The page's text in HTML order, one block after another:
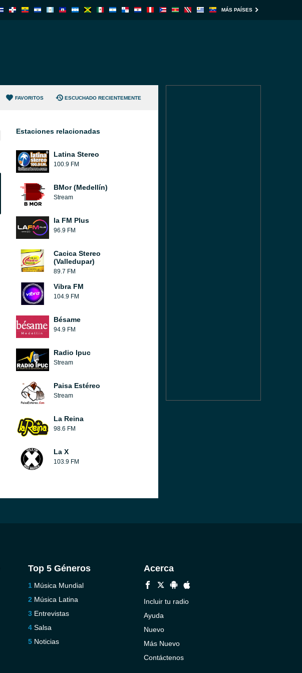
MÁS PAÍSES
FAVORITOS ESCUCHADO RECIENTEMENTE
Estaciones relacionadas
Latina Stereo
100.9 FM
BMor (Medellín)
Stream
la FM Plus
96.9 FM
Cacica Stereo
(Valledupar)
89.7 FM
Vibra FM
104.9 FM
Bésame
94.9 FM
Radio Ipuc
Stream
Paisa Estéreo
Stream
La Reina
98.6 FM
La X
103.9 FM
Top 5 Géneros
Música Mundial
Música Latina
Entrevistas
Salsa
Noticias
Acerca
Incluir tu radio
Ayuda
Nuevo
Más Nuevo
Contáctenos